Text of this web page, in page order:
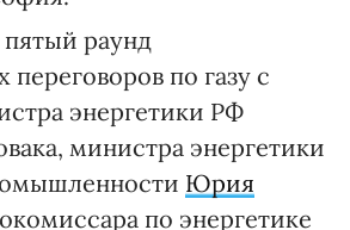
раунд
переговоров по газу с
энергетики РФ
министра энергетики
Юрия
по энергетике